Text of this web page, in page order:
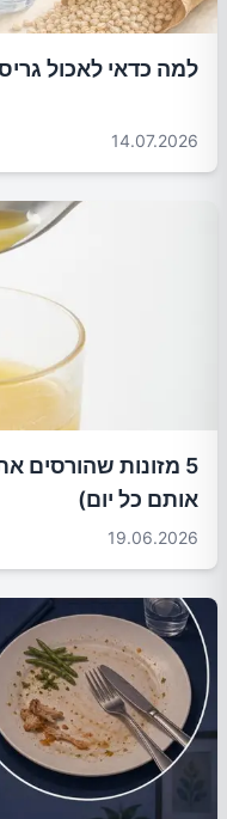
למה כדאי לאכול
14.07.2026
5 מזונות שהורסים
אותם כל יום)
19.06.2026